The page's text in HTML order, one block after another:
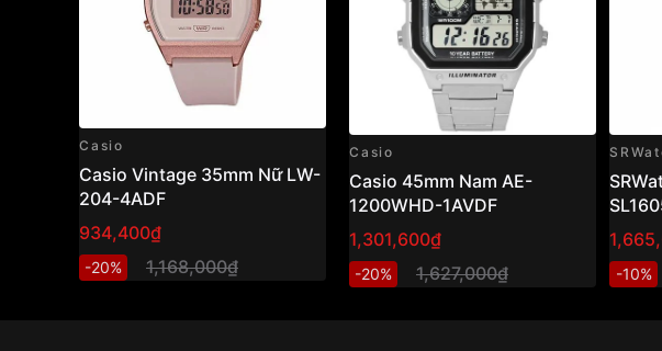
Casio
Casio Vintage 35mm Nữ LW-
204-4ADF
934,400₫
-20% 1,168,000₫
Casio
Casio 45mm Nam AE-
1200WHD-1AVDF
1,301,600₫
-20% 1,627,000₫ -10%